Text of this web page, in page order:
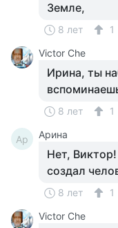
Земле,
8 лет
1
Victor Che
Ирина, ты
8 лет 1
Ар Арина
Нет,
создал
8 лет
1
Victor Che